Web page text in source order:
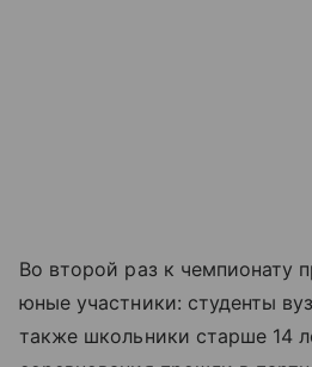
Во второй раз к чемпионату
юные участники: студенты
также школьники старше 14